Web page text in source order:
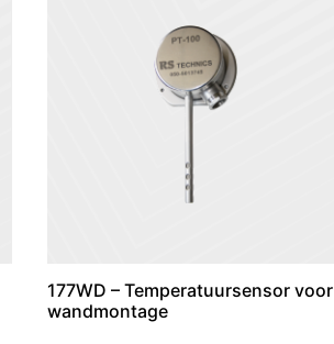
177WD – Temperatuursensor voor
wandmontage